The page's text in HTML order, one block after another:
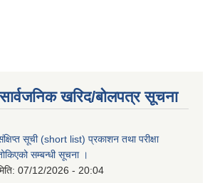
सार्वजनिक खरिद/बोलपत्र सूचना
सूची (short list) प्रकाशन तथा परीक्षा
सम्बन्धी सूचना ।
07/12/2026 - 20:04